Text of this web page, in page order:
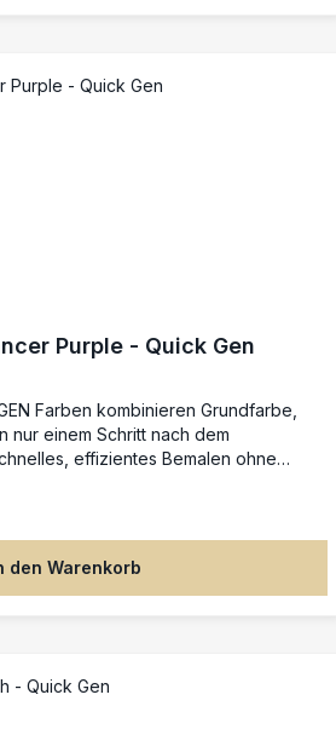
lassen sich dezente
Übergänge erzielen.
Purple - Quick Gen
Farben kombinieren Grundfarbe,
nur einem Schritt nach dem
effizientes Bemalen ohne
Deckkraft und beeindruckende
betont – keine fortgeschrittenen
lassen sich dezente
Übergänge erzielen.
den Warenkorb